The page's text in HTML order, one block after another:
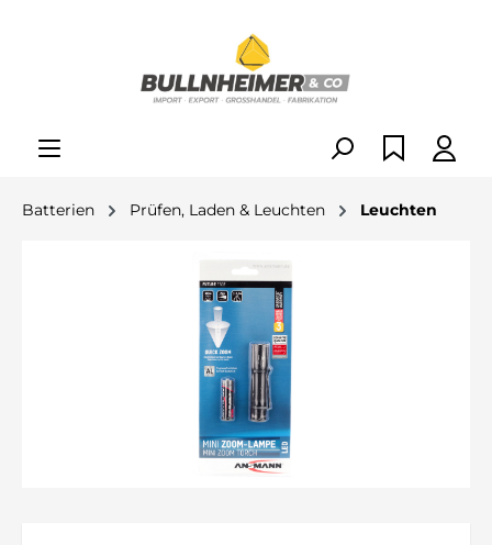
Batterien Prüfen, Laden & Leuchten Leuchten